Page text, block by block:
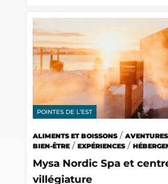
POINTES DE L’EST
ALIMENTS ET BOISSONS/
BIEN-ÊTRE/ EXPÉRIENCES/
Mysa Nordic Spa et
villégiature